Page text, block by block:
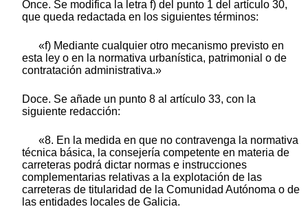
Once. Se modifica la letra f) del punto 1 del artículo 30,
que queda redactada en los siguientes términos:
«f) Mediante cualquier otro mecanismo previsto en
esta ley o en la normativa urbanística, patrimonial o de
contratación administrativa.»
Doce. Se añade un punto 8 al artículo 33, con la
siguiente redacción:
«8. En la medida en que no contravenga la normativa
técnica básica, la consejería competente en materia de
carreteras podrá dictar normas e instrucciones
complementarias relativas a la explotación de las
carreteras de titularidad de la Comunidad Autónoma o de
las entidades locales de Galicia.